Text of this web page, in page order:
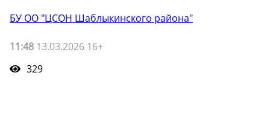
БУ ОО "ЦСОН Шаблыкинского района"
11:48 13.03.2026 16+
329